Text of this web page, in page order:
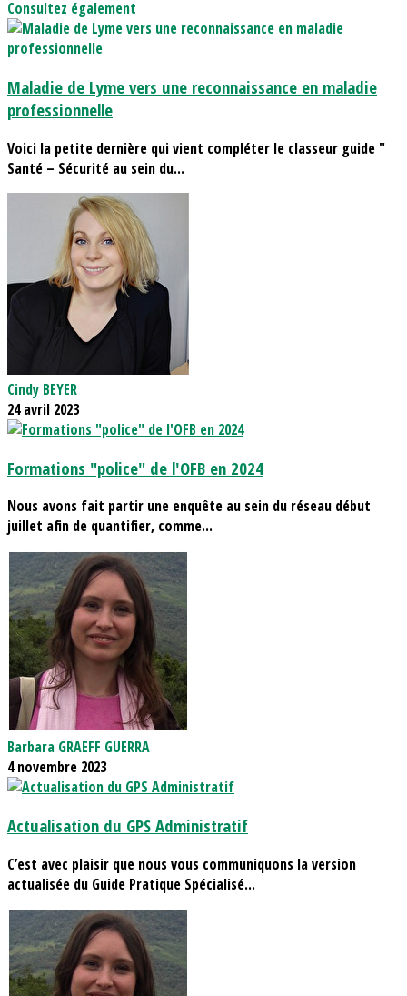
Consultez également
Maladie de Lyme vers une reconnaissance en maladie
professionnelle
Voici la petite dernière qui vient compléter le classeur guide "
Santé – Sécurité au sein du...
Cindy BEYER
24 avril 2023
Formations "police" de l'OFB en 2024
Nous avons fait partir une enquête au sein du réseau début
juillet afin de quantifier, comme...
Barbara GRAEFF GUERRA
4 novembre 2023
Actualisation du GPS Administratif
C’est avec plaisir que nous vous communiquons la version
actualisée du Guide Pratique Spécialisé...